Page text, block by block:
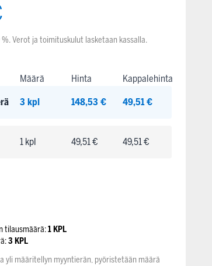
%. Verot ja toimituskulut lasketaan kassalla.
Määrä Hinta Kappalehinta
3 kpl 148,53 € 49,51 €
1 kpl 49,51 € 49,51 €
tilausmäärä:1 KPL
3 KPL
yli määritellyn myyntierän, pyöristetään määrä